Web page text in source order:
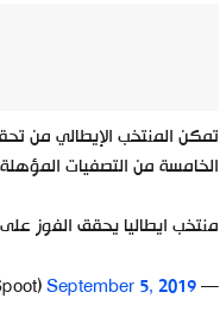
تمكن المنتخب الإيطالي من
الخامسة من التصفيات المؤهلة
منتخب ايطاليا يحقق الفوز على
— BeinSpoot (@BeinSpoot)
September 5, 2019